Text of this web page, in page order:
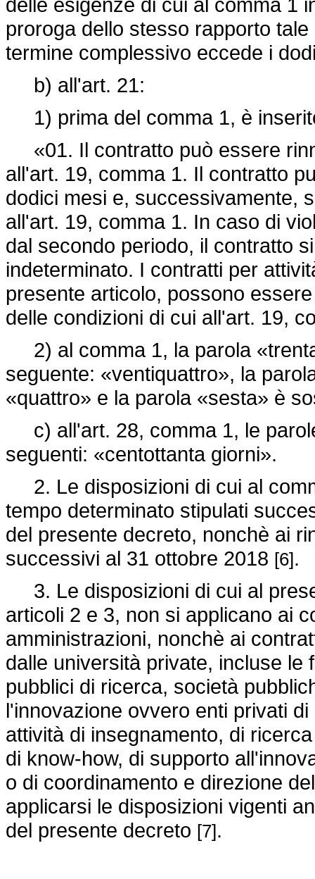
proroga dello stesso rapporto
termine complessivo eccede i
b) all'art. 21:
1) prima del comma 1, è
«01. Il contratto può essere
all'art. 19, comma 1. Il contratto
dodici mesi e, successivamente,
all'art. 19, comma 1. In caso di
dal secondo periodo, il contratto
indeterminato. I contratti per
presente articolo, possono
delle condizioni di cui all'art. 19,
2) al comma 1, la parola
seguente: «ventiquattro», la
«quattro» e la parola «sesta» è
c) all'art. 28, comma 1, le
seguenti: «centottanta giorni».
2. Le disposizioni di cui al
tempo determinato stipulati
del presente decreto, nonchè ai
successivi al 31 ottobre 2018 [6].
3. Le disposizioni di cui al
articoli 2 e 3, non si applicano ai
amministrazioni, nonchè ai
dalle università private, incluse le
pubblici di ricerca, società
l'innovazione ovvero enti privati
attività di insegnamento, di
di know-how, di supporto
o di coordinamento e direzione
applicarsi le disposizioni vigenti
del presente decreto [7].